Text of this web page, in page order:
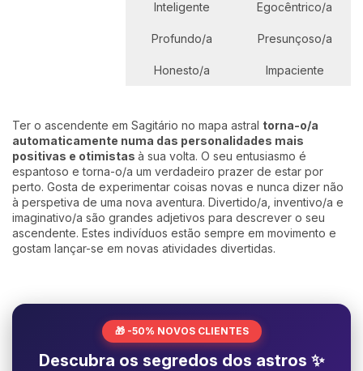
Inteligente Egocêntrico/a
Profundo/a Presunçoso/a
Honesto/a Impaciente
Ter o ascendente em Sagitário no mapa astral torna-o/a
automaticamente numa das personalidades mais
positivas e otimistas à sua volta. O seu entusiasmo é
espantoso e torna-o/a um verdadeiro prazer de estar por
perto. Gosta de experimentar coisas novas e nunca dizer não
à perspetiva de uma nova aventura. Divertido/a, inventivo/a e
imaginativo/a são grandes adjetivos para descrever o seu
ascendente. Estes indivíduos estão sempre em movimento e
gostam lançar-se em novas atividades divertidas.
🎁 -50% NOVOS CLIENTES
Descubra os segredos dos astros ✨